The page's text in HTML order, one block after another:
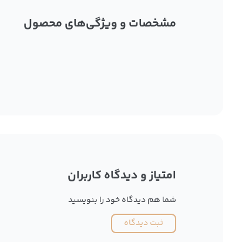
مشخصات و ویژگی‌های محصول
امتیاز و دیدگاه کاربران
شما هم دیدگاه خود را بنویسید
ثبت دیدگاه